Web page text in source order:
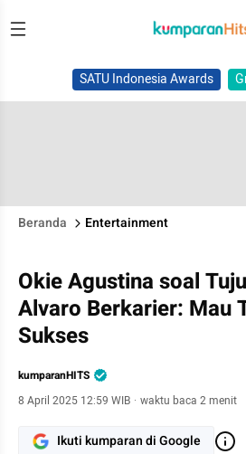
SATU Indonesia Awards
Beranda Entertainment
Okie Agustina soal
Alvaro Berkarier: Mau
Sukses
kumparanHITS
8 April 2025 12:59 WIB · waktu baca 2 menit
Ikuti kumparan di Google